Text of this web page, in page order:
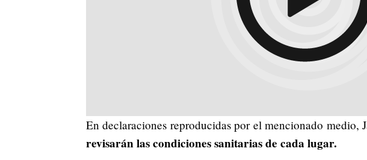
En declaraciones reproducidas por el mencionado medio,
revisarán las condiciones sanitarias de cada lugar.